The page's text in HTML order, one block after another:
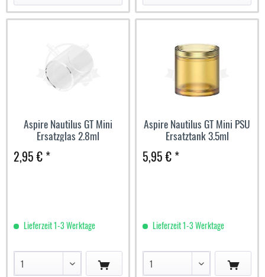
Aspire Nautilus GT Mini
Ersatzglas 2.8ml
2,95 € *
Lieferzeit 1-3 Werktage
Aspire Nautilus GT Mini PSU
Ersatztank 3.5ml
5,95 € *
Lieferzeit 1-3 Werktage